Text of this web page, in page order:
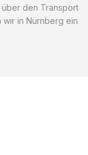
den Transport
wir in Nürnberg ein